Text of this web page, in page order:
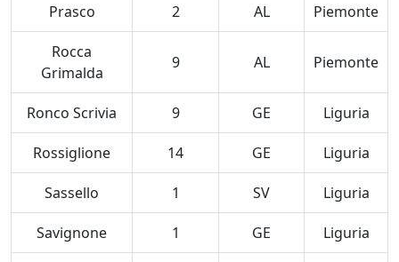
Prasco 2 AL Piemonte
Rocca
Grimalda
9 AL Piemonte
Ronco Scrivia 9 GE Liguria
Rossiglione 14 GE Liguria
Sassello 1 SV Liguria
Savignone 1 GE Liguria